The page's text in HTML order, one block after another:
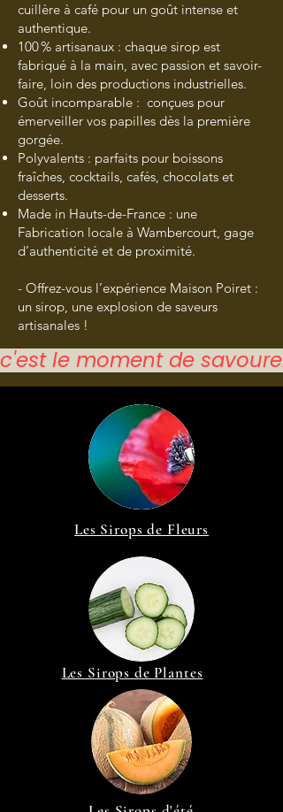
cuillère à café pour un goût intense et
authentique.
100 % artisanaux : chaque sirop est
fabriqué à la main, avec passion et savoir-
faire, loin des productions industrielles.
Goût incomparable : conçues pour
émerveiller vos papilles dès la première
gorgée.
Polyvalents : parfaits pour boissons
fraîches, cocktails, cafés, chocolats et
desserts.
Made in Hauts-de-France : une
Fabrication locale à Wambercourt, gage
d’authenticité et de proximité.
- Offrez-vous l’expérience Maison Poiret :
un sirop, une explosion de saveurs
artisanales !
c'est le moment de
Les Sirops de Fleurs
Les Sirops de Plantes